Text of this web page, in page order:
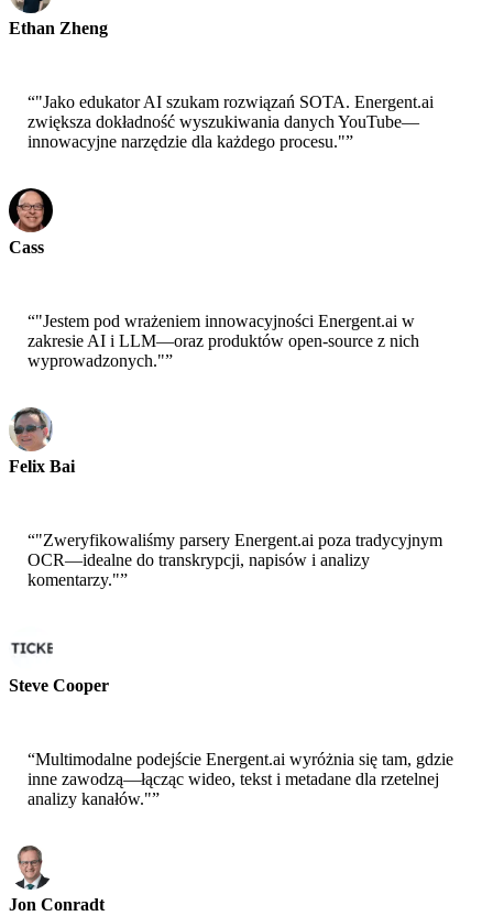
Ethan Zheng
“"Jako edukator AI szukam rozwiązań SOTA. Energent.ai
zwiększa dokładność wyszukiwania danych YouTube—
innowacyjne narzędzie dla każdego procesu."”
Cass
“"Jestem pod wrażeniem innowacyjności Energent.ai w
zakresie AI i LLM—oraz produktów open-source z nich
wyprowadzonych."”
Felix Bai
“"Zweryfikowaliśmy parsery Energent.ai poza tradycyjnym
OCR—idealne do transkrypcji, napisów i analizy
komentarzy."”
Steve Cooper
“Multimodalne podejście Energent.ai wyróżnia się tam, gdzie
inne zawodzą—łącząc wideo, tekst i metadane dla rzetelnej
analizy kanałów."”
Jon Conradt